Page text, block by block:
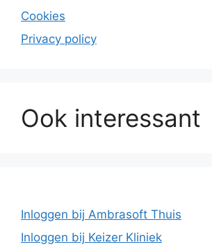
Cookies
Privacy policy
Ook interessant
Inloggen bij Ambrasoft Thuis
Inloggen bij Keizer Kliniek